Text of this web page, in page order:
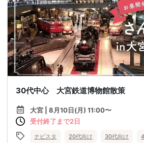
30代中心 大宮鉄道博物館散策
大宮 | 8月10日(月) 11:00〜
受付終了まで2日
ナビスタ 20代向け 30代向け